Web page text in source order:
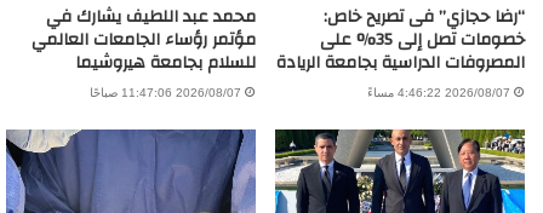
“رضا حجازي” فى تصريح خاص:
خصومات تصل إلى 35% على
المصروفات الدراسية بجامعة الريادة
2026/08/07 4:46:22 مساءً
محمد عبد اللطيف يشارك في
مؤتمر رؤساء الجامعات العالمي
للسلام بجامعة هيروشيما
2026/08/07 11:47:06 صباحًا